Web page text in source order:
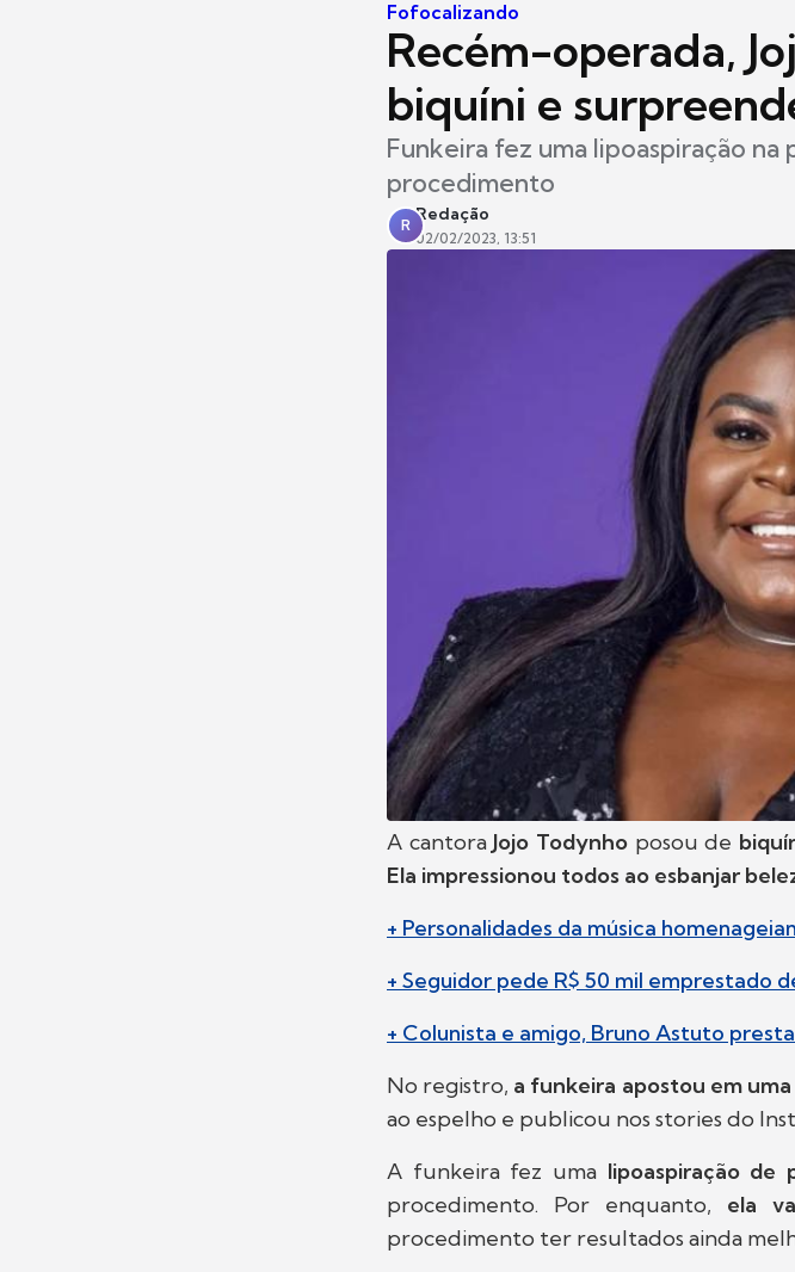
Fofocalizando
Recém-operada,
biquíni e
Funkeira fez uma lipoaspiração
procedimento
R
Redação
02/02/2023, 13:51
A cantora Jojo Todynho posou de
Ela impressionou todos ao esbanjar
+ Personalidades da música
+ Seguidor pede R$ 50 mil emprestado
+ Colunista e amigo, Bruno Astuto
No registro, a funkeira apostou em
ao espelho e publicou nos stories do
A funkeira fez uma lipoaspiração de
procedimento. Por enquanto, ela
procedimento ter resultados ainda